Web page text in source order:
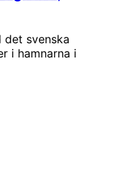
det svenska
i hamnarna i